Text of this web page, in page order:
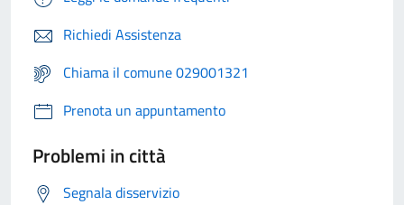
Richiedi Assistenza
Chiama il comune 029001321
Prenota un appuntamento
Problemi in città
Segnala disservizio